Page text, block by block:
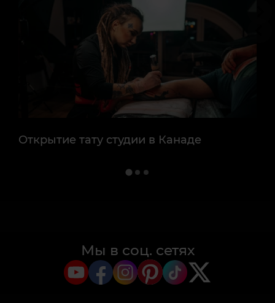
Открытие тату студии в Канаде
Мы в соц. сетях